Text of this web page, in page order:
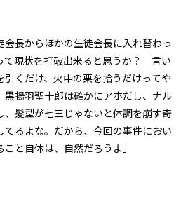
会長からほかの生徒会長に入れ替わっ
て現状を打破出来ると思うか？ 言い
くだけ、火中の栗を拾うだけってや
黒揚羽聖十郎は確かにアホだし、ナル
、髪型が七三じゃないと体調を崩す奇
るよな。だから、今回の事件におい
と自体は、自然だろうよ」